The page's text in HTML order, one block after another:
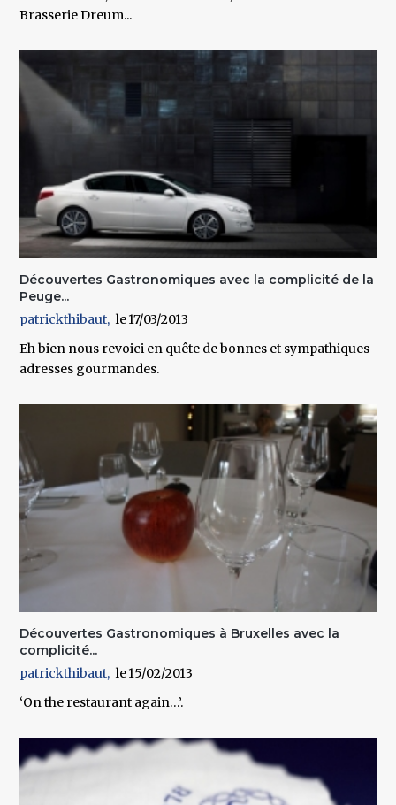
Brasserie Dreum...
Découvertes Gastronomiques avec la complicité de la
Peuge...
patrickthibaut
17/03/2013
Eh bien nous revoici en quête de bonnes et sympathiques
adresses gourmandes.
Découvertes Gastronomiques à Bruxelles avec la
complicité...
patrickthibaut
15/02/2013
‘On the restaurant again…’.